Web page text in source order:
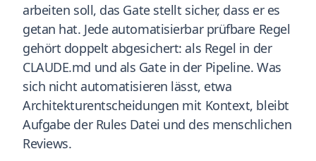
arbeiten soll, das Gate stellt sicher, dass er es
getan hat. Jede automatisierbar prüfbare Regel
gehört doppelt abgesichert: als Regel in der
CLAUDE.md und als Gate in der Pipeline. Was
sich nicht automatisieren lässt, etwa
Architekturentscheidungen mit Kontext, bleibt
Aufgabe der Rules Datei und des menschlichen
Reviews.